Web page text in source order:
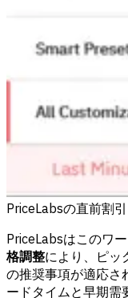
PriceLabsの直前割引
PriceLabsはこのワ
格調整により、ピッ
の推奨事項が適応さ
ードタイムと早期需